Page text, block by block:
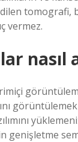
tomografi,
vermez.
nasıl
genişletme